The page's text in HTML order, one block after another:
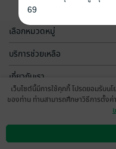
เลือกหมวดหมู่
บริการช่วยเหลือ
เกี่ยวกับเรา
กลุ่มธุรกิจในเครือ
ดาวน์โหลดแอป
เว็บไซต์นี้มีการใช้คุกกี้ โปรดยอมรับน
ของท่าน ท่านสามารถศึกษาวิธีการตั้ง
69